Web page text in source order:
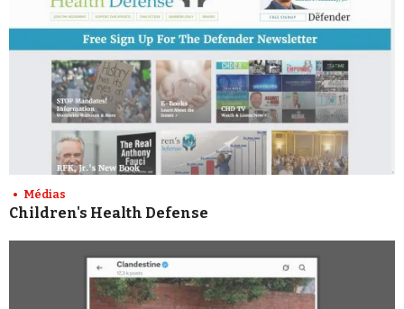
Médias
Children's Health Defense